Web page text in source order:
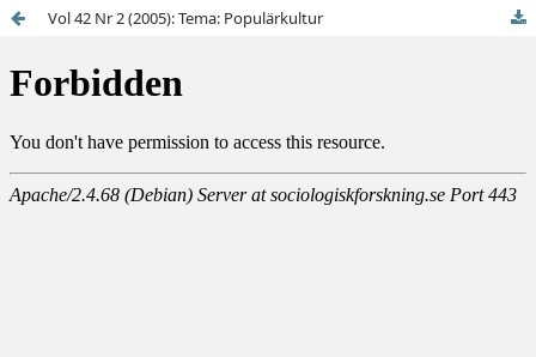
Vol 42 Nr 2 (2005): Tema: Populärkultur